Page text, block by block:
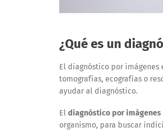
¿Qué es un
El diagnóstico por
tomografías, ecografías o
ayudar al diagnóstico.
El diagnóstico por imágenes
organismo, para buscar